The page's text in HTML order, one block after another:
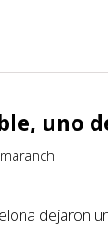
uno
dejaron